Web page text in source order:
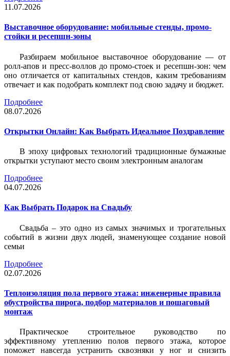
11.07.2026
Выставочное оборудование: мобильные стенды, промо-
стойки и ресепшн-зоны
Разбираем мобильное выставочное оборудование — от
ролл-апов и пресс-воллов до промо-стоек и ресепшн-зон: чем
оно отличается от капитальных стендов, каким требованиям
отвечает и как подобрать комплект под свою задачу и бюджет.
Подробнее
08.07.2026
Открытки Онлайн: Как Выбрать Идеальное Поздравление
В эпоху цифровых технологий традиционные бумажные
открытки уступают место своим электронным аналогам
Подробнее
04.07.2026
Как Выбрать Подарок на Свадьбу
Свадьба – это одно из самых значимых и трогательных
событий в жизни двух людей, знаменующее создание новой
семьи
Подробнее
02.07.2026
Теплоизоляция пола первого этажа: инженерные правила
обустройства пирога, подбор материалов и пошаговый
монтаж
Практическое строительное руководство по
эффективному утеплению полов первого этажа, которое
поможет навсегда устранить сквозняки у ног и снизить